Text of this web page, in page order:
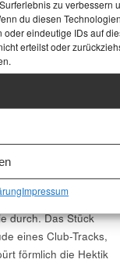
zu verbessern
du diesen
oder eindeutige IDs auf
erteilst oder
Impressum
nicht tun. Es ist ein
sich aber
Groove mündet.
und die Füße wippen
Ein klassisch
das tiefe Luftholen
folgt, und lässt
durch. Das Stück
eines Club-Tracks,
förmlich die Hektik